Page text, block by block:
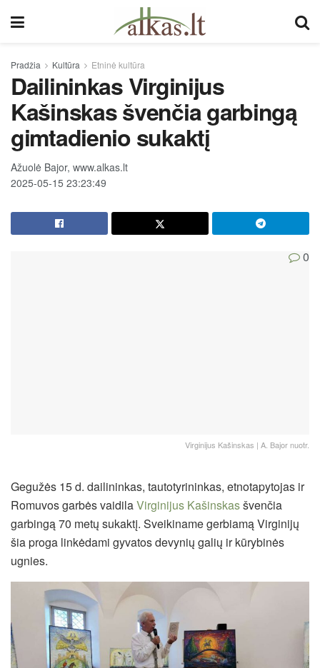
Pradžia Kultūra Etninė kultūra
Dailininkas Virginijus
Kašinskas švenčia garbingą
gimtadienio sukaktį
Ažuolė Bajor, www.alkas.lt
2025-05-15 23:23:49
0
Virginijus Kašinskas | A. Bajor nuotr.
Gegužės 15 d. dailininkas, tautotyrininkas, etnotapytojas ir
Romuvos garbės vaidilaVirginijus Kašinskasšvenčia
garbingą 70 metų sukaktį. Sveikiname gerbiamą Virginijų
šia proga linkėdami gyvatos devynių galių ir kūrybinės
ugnies.